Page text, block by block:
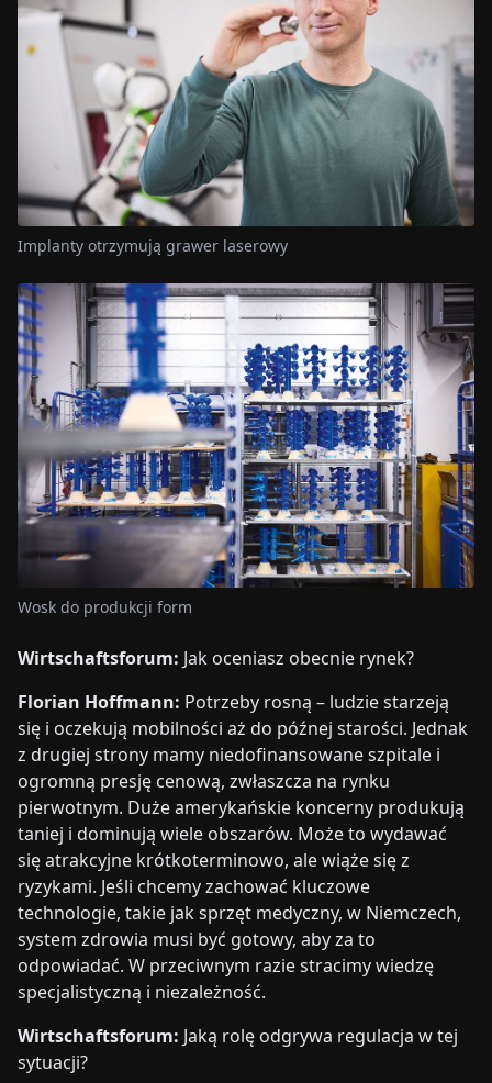
Implanty otrzymują grawer laserowy
Wosk do produkcji form
Wirtschaftsforum: Jak oceniasz obecnie rynek?
Florian Hoffmann: Potrzeby rosną – ludzie starzeją
się i oczekują mobilności aż do późnej starości. Jednak
z drugiej strony mamy niedofinansowane szpitale i
ogromną presję cenową, zwłaszcza na rynku
pierwotnym. Duże amerykańskie koncerny produkują
taniej i dominują wiele obszarów. Może to wydawać
się atrakcyjne krótkoterminowo, ale wiąże się z
ryzykami. Jeśli chcemy zachować kluczowe
technologie, takie jak sprzęt medyczny, w Niemczech,
system zdrowia musi być gotowy, aby za to
odpowiadać. W przeciwnym razie stracimy wiedzę
specjalistyczną i niezależność.
Wirtschaftsforum: Jaką rolę odgrywa regulacja w tej
sytuacji?